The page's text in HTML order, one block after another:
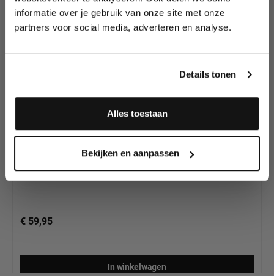
informatie over je gebruik van onze site met onze
partners voor social media, adverteren en analyse.
Details tonen
Alles toestaan
Bekijken en aanpassen
Mehron Practice Head / Oefenhoofd
€ 59,95
In winkelwagen
wedstrijden en meer.
Meld je aan en ontvang direct
Ja, ik meld me aan